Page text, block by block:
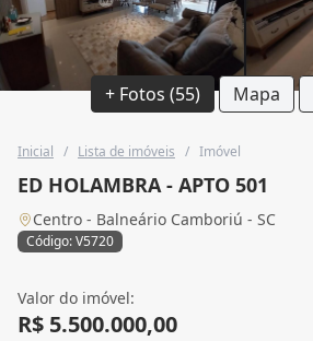
+ Fotos (55) Mapa
Inicial / Lista de imóveis / Imóvel
ED HOLAMBRA - APTO 501
Centro - Balneário Camboriú - SC
Código: V5720
Valor do imóvel:
R$ 5.500.000,00